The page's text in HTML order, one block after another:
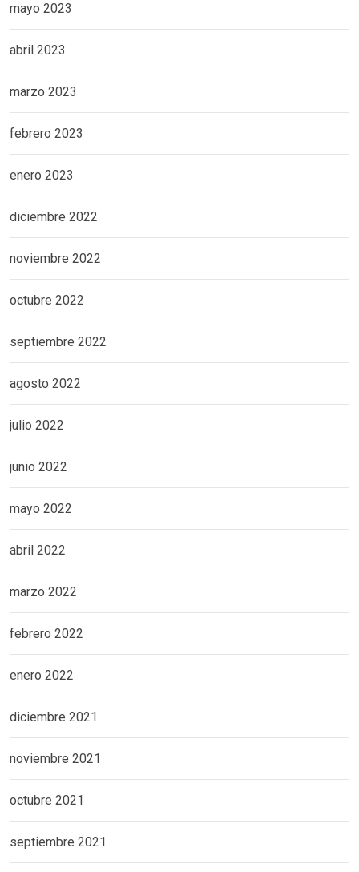
mayo 2023
abril 2023
marzo 2023
febrero 2023
enero 2023
diciembre 2022
noviembre 2022
octubre 2022
septiembre 2022
agosto 2022
julio 2022
junio 2022
mayo 2022
abril 2022
marzo 2022
febrero 2022
enero 2022
diciembre 2021
noviembre 2021
octubre 2021
septiembre 2021